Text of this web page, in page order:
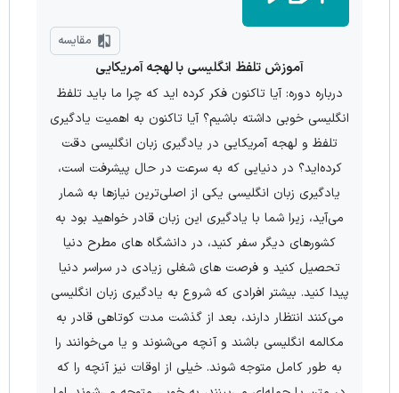
مقایسه
آموزش تلفظ انگلیسی با لهجه آمریکایی
درباره دوره: آیا تاکنون فکر کرده اید که چرا ما باید تلفظ
انگلیسی خوبی داشته باشیم؟ آیا تاکنون به اهمیت یادگیری
تلفظ و لهجه آمریکایی در یادگیری زبان انگلیسی دقت
کرده‌اید؟ در دنیایی که به سرعت در حال پیشرفت است،
یادگیری زبان انگلیسی یکی از اصلی‌ترین نیازها به شمار
می‌آید، زیرا شما با یادگیری این زبان قادر خواهید بود به
کشورهای دیگر سفر کنید، در دانشگاه های مطرح دنیا
تحصیل کنید و فرصت های شغلی زیادی در سراسر دنیا
پیدا کنید. بیشتر افرادی که شروع به یادگیری زبان انگلیسی
می‌کنند انتظار دارند، بعد از گذشت مدت کوتاهی قادر به
مکالمه انگلیسی باشند و آنچه می‌شنوند و یا می‌خوانند را
به طور کامل متوجه شوند. خیلی از اوقات نیز آنچه را که